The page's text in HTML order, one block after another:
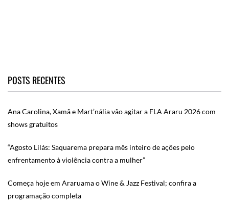
POSTS RECENTES
Ana Carolina, Xamã e Mart’nália vão agitar a FLA Araru 2026 com
shows gratuitos
“Agosto Lilás: Saquarema prepara mês inteiro de ações pelo
enfrentamento à violência contra a mulher”
Começa hoje em Araruama o Wine & Jazz Festival; confira a
programação completa